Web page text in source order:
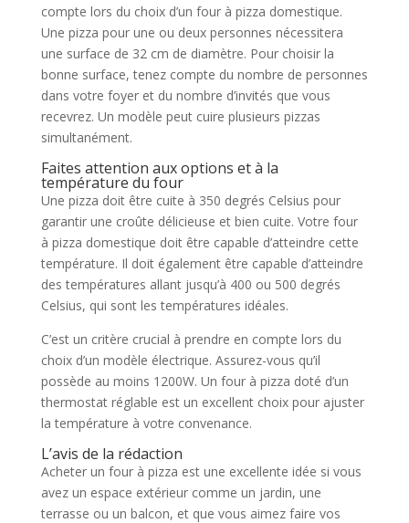
compte lors du choix d’un four à pizza domestique.
Une pizza pour une ou deux personnes nécessitera
une surface de 32 cm de diamètre. Pour choisir la
bonne surface, tenez compte du nombre de personnes
dans votre foyer et du nombre d’invités que vous
recevrez. Un modèle peut cuire plusieurs pizzas
simultanément.
Faites attention aux options et à la
température du four
Une pizza doit être cuite à 350 degrés Celsius pour
garantir une croûte délicieuse et bien cuite. Votre four
à pizza domestique doit être capable d’atteindre cette
température. Il doit également être capable d’atteindre
des températures allant jusqu’à 400 ou 500 degrés
Celsius, qui sont les températures idéales.
C’est un critère crucial à prendre en compte lors du
choix d’un modèle électrique. Assurez-vous qu’il
possède au moins 1200W. Un four à pizza doté d’un
thermostat réglable est un excellent choix pour ajuster
la température à votre convenance.
L’avis de la rédaction
Acheter un four à pizza est une excellente idée si vous
avez un espace extérieur comme un jardin, une
terrasse ou un balcon, et que vous aimez faire vos